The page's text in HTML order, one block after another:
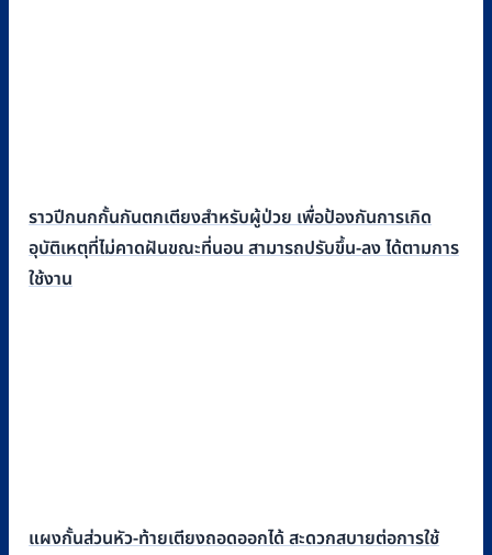
ราวปีกนกกั้นกันตกเตียงสำหรับผู้ป่วย เพื่อป้องกันการเกิด
อุบัติเหตุที่ไม่คาดฝันขณะที่นอน สามารถปรับขึ้น-ลง ได้ตามการ
ใช้งาน
แผงกั้นส่วนหัว-ท้ายเตียงถอดออกได้ สะดวกสบายต่อการใช้